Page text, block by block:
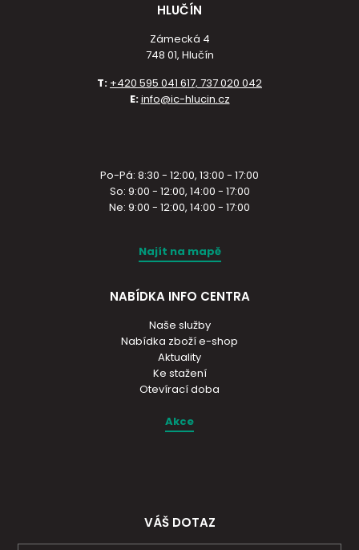
HLUČÍN
Zámecká 4
748 01, Hlučín
T: +420 595 041 617, 737 020 042
E:info@ic-hlucin.cz
Po-Pá: 8:30 - 12:00, 13:00 - 17:00
So: 9:00 - 12:00, 14:00 - 17:00
Ne: 9:00 - 12:00, 14:00 - 17:00
Najít na mapě
NABÍDKA INFO CENTRA
Naše služby
Nabídka zboží e-shop
Aktuality
Ke stažení
Otevírací doba
Akce
VÁŠ DOTAZ